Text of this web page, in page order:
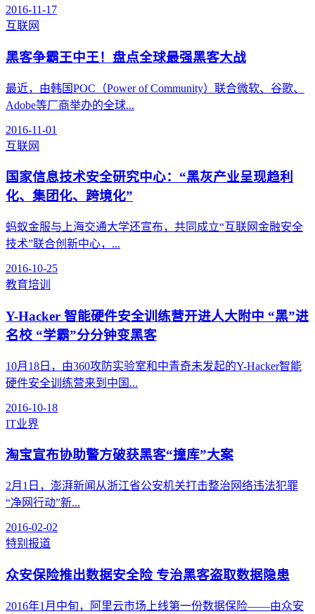
2016-11-17
互联网
黑客争霸王中王！盘点全球最强黑客大战
最近，由韩国POC（Power of Community）联合微软、谷歌、
Adobe等厂商举办的全球...
2016-11-01
互联网
国家信息技术安全研究中心：“黑灰产业呈现趋利
化、集团化、跨境化”
蚂蚁金服与上海交通大学还宣布，共同成立“互联网金融安全
技术”联合创新中心，...
2016-10-25
教育培训
Y-Hacker 智能硬件安全训练营开进人大附中 “黑”进
名校 “学霸”分分钟变黑客
10月18日，由360攻防实验室和中青奇未发起的Y-Hacker智能
硬件安全训练营来到中国...
2016-10-18
IT业界
淘宝宣布协助警方破获黑客“撞库”大案
2月1日，澎湃新闻从浙江省公安机关打击整治网络违法犯罪
“净网行动”新...
2016-02-02
特别报道
众安保险推出数据安全险 专治黑客盗取数据隐患
2016年1月中旬，阿里云市场上线第一份数据保险——由众安